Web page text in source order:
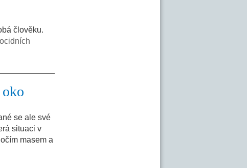
člověku.
se ale své
situaci v
masem a